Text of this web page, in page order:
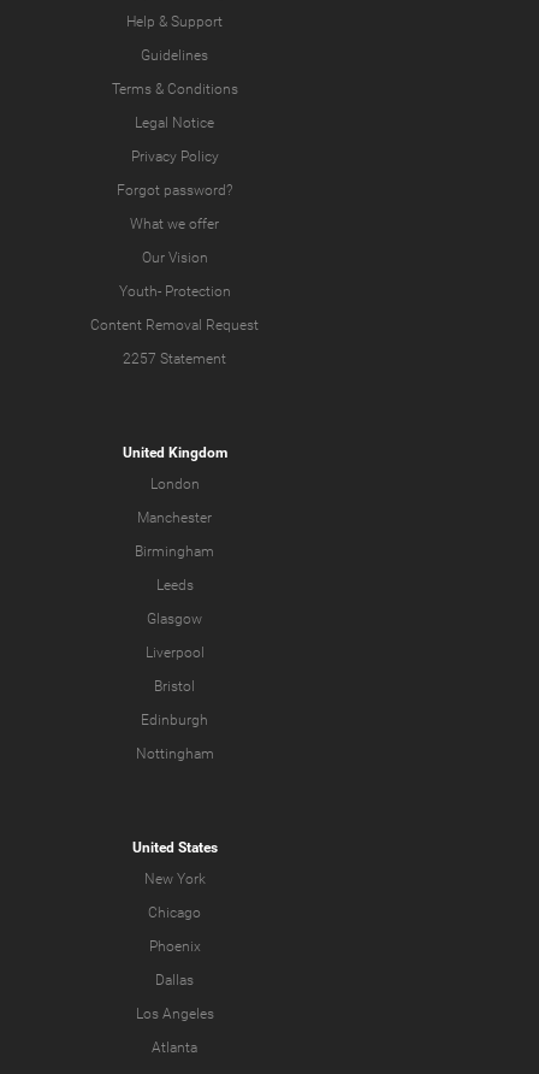
Help & Support
Guidelines
Terms & Conditions
Legal Notice
Privacy Policy
Forgot password?
What we offer
Our Vision
Youth- Protection
Content Removal Request
2257 Statement
United Kingdom
London
Manchester
Birmingham
Leeds
Glasgow
Liverpool
Bristol
Edinburgh
Nottingham
United States
New York
Chicago
Phoenix
Dallas
Los Angeles
Atlanta